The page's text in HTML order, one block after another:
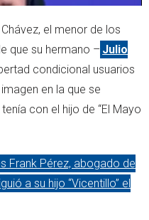
el menor de los
que su hermano – Julio
condicional usuarios
en la que se
con el hijo de “El Mayo
Frank Pérez, abogado de
a su hijo “Vicentillo” el